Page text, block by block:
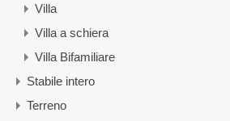
Villa
Villa a schiera
Villa Bifamiliare
Stabile intero
Terreno